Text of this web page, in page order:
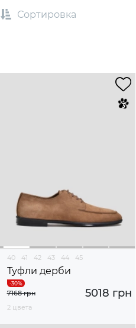
Сортировка
40 41 42 43 44 45
Туфли дерби
5018 грн
7168 грн
2 цвета